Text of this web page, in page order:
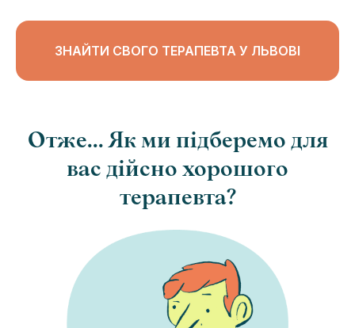
ЗНАЙТИ СВОГО ТЕРАПЕВТА У ЛЬВОВІ
Отже... Як ми підберемо для
вас дійсно хорошого
терапевта?